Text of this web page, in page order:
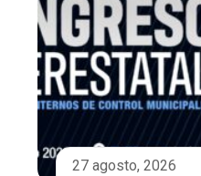
27 agosto, 2026